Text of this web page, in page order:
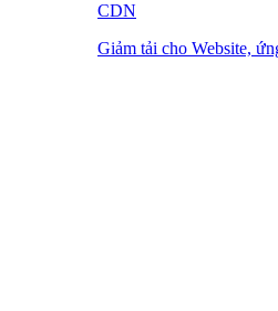
CDN
Giảm tải cho Website,